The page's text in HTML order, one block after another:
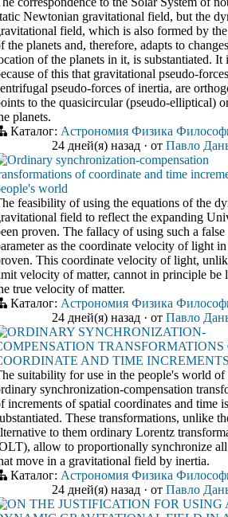
Newtonian gravitational field, but the
field, which is also formed by
the planets and, therefore, adapts to
of the planets in it, is substantiated. It
of this that gravitational pseudo-
pseudo-forces of inertia, are
to the quasicircular (pseudo-elliptical)
planets.
Каталог: Астрономия Физика
24 дней(я) назад · от Павло
Ordinary synchronization-compensation
of coordinate and time
world
feasibility of using the equations of the
field to reflect the expanding
proven. The fallacy of using such a false
as the coordinate velocity of light
This coordinate velocity of light,
velocity of matter, cannot in principle be
true velocity of matter.
Каталог: Астрономия Физика
24 дней(я) назад · от Павло
ORDINARY SYNCHRONIZATION-
TRANSFORMATIONS
AND TIME INCREMENTS
suitability for use in the people's world
synchronization-compensation
increments of spatial coordinates and time is
These transformations, unlike
to them ordinary Lorentz
allow to proportionally synchronize
move in a gravitational field by inertia.
Каталог: Астрономия Физика
24 дней(я) назад · от Павло
ON THE JUSTIFICATION FOR USING